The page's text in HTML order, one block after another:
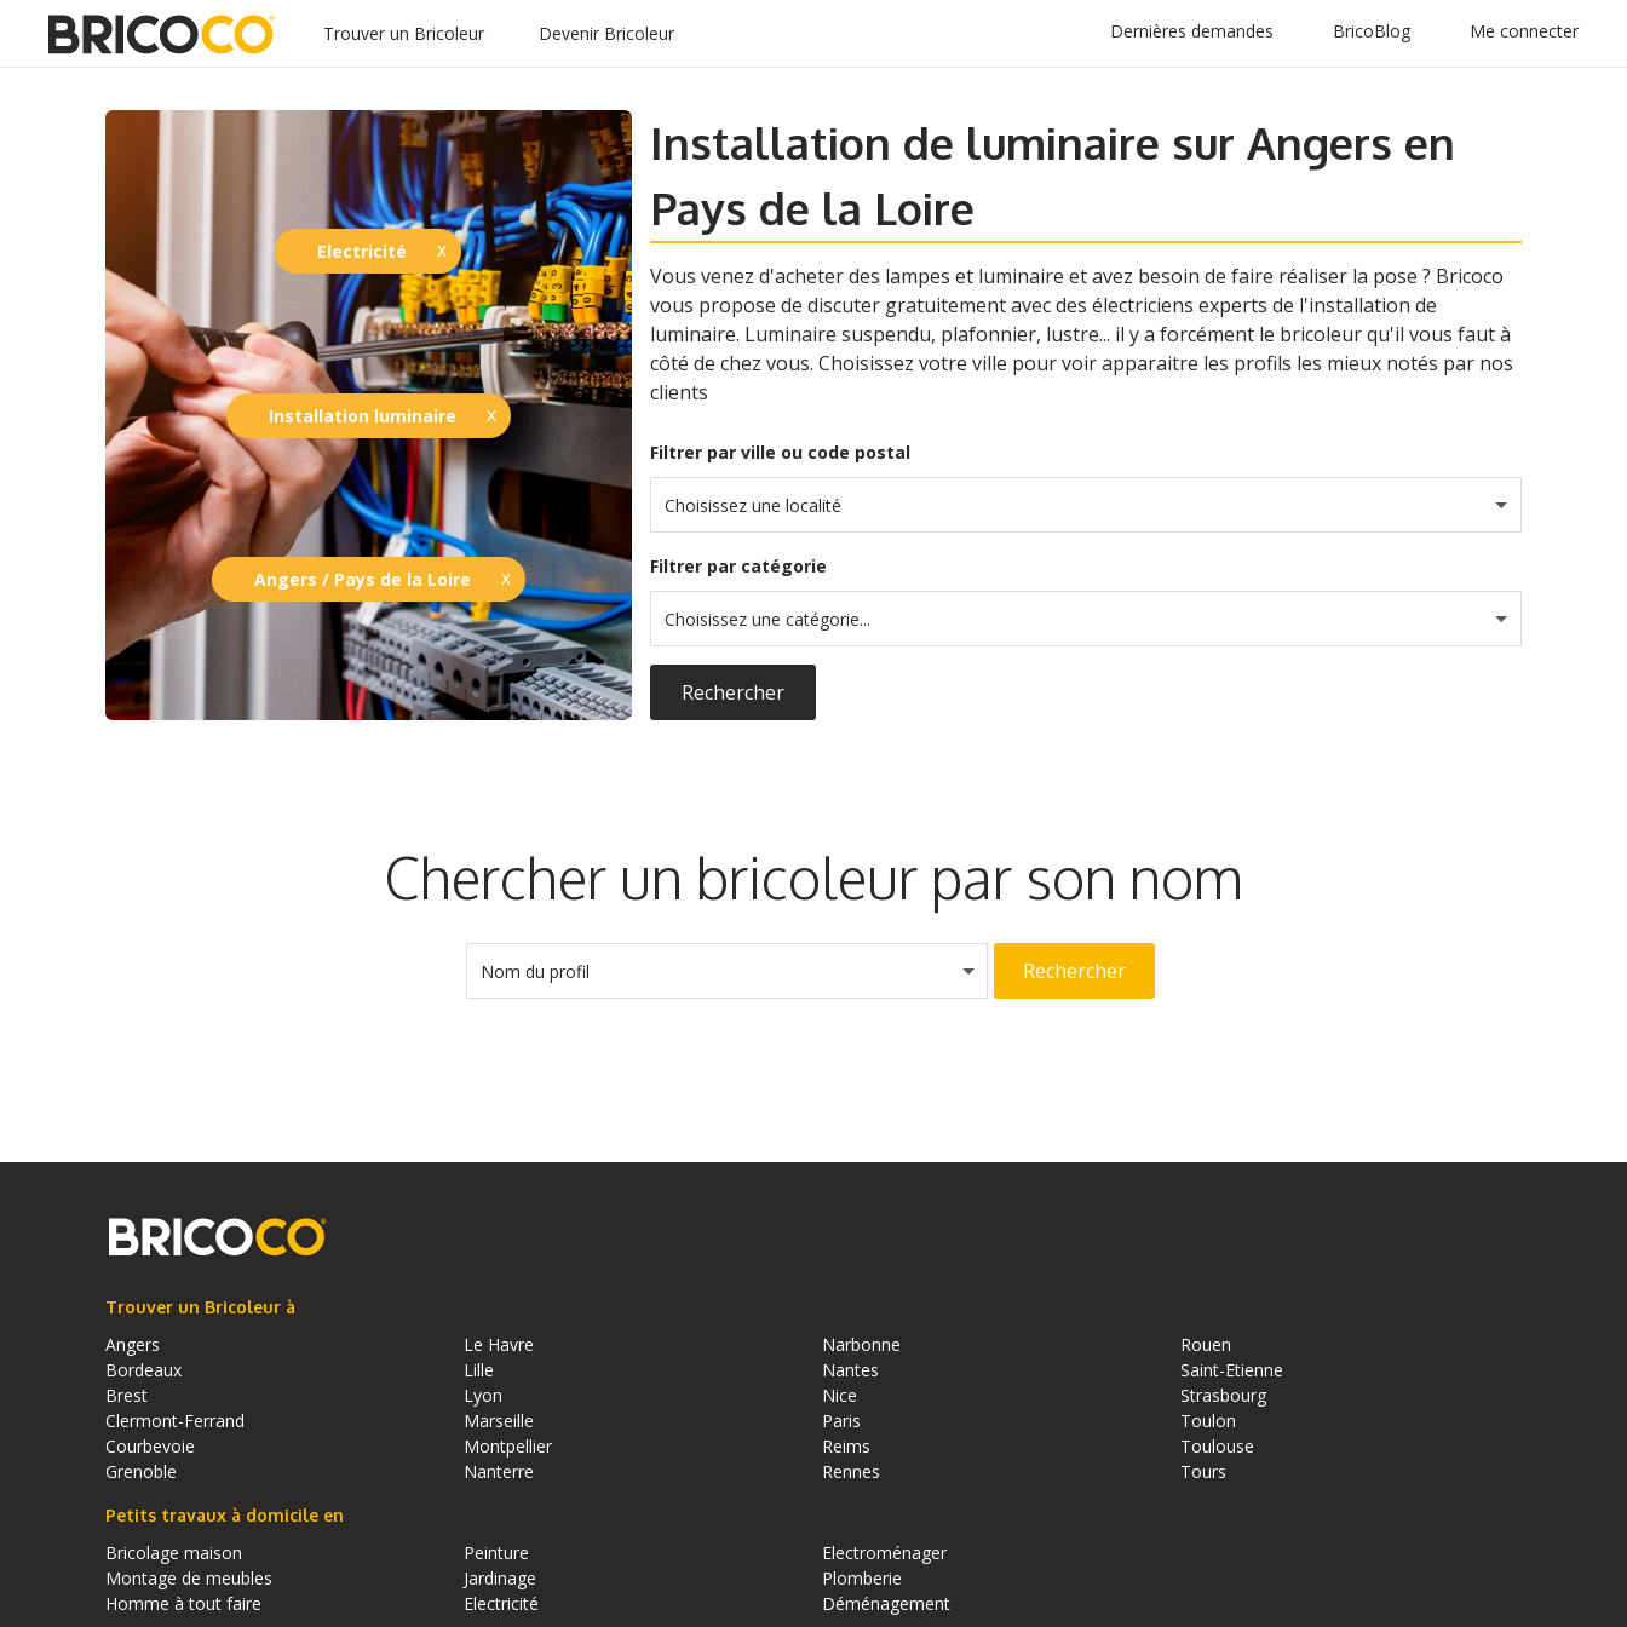
Trouver un Bricoleur Devenir Bricoleur Dernières demandes BricoBlog Me connecter
Electricité
Installation luminaire
Angers / Pays de la Loire
Installation de luminaire sur Angers en
Pays de la Loire
Vous venez d'acheter des lampes et luminaire et avez besoin de faire réaliser la pose ? Bricoco
vous propose de discuter gratuitement avec des électriciens experts de l'installation de
luminaire. Luminaire suspendu, plafonnier, lustre... il y a forcément le bricoleur qu'il vous faut à
côté de chez vous. Choisissez votre ville pour voir apparaitre les profils les mieux notés par nos
clients
Filtrer par ville ou code postal
Choisissez une localité
Filtrer par catégorie
Choisissez une catégorie...
Rechercher
Chercher un bricoleur par son nom
Nom du profil Rechercher
Trouver un Bricoleur à
Angers
Bordeaux
Brest
Clermont-Ferrand
Courbevoie
Grenoble
Le Havre
Lille
Lyon
Marseille
Montpellier
Nanterre
Narbonne
Nantes
Nice
Paris
Reims
Rennes
Rouen
Saint-Etienne
Strasbourg
Toulon
Toulouse
Tours
Petits travaux à domicile en
Bricolage maison
Montage de meubles
Homme à tout faire
Peinture
Jardinage
Electricité
Electroménager
Plomberie
Déménagement